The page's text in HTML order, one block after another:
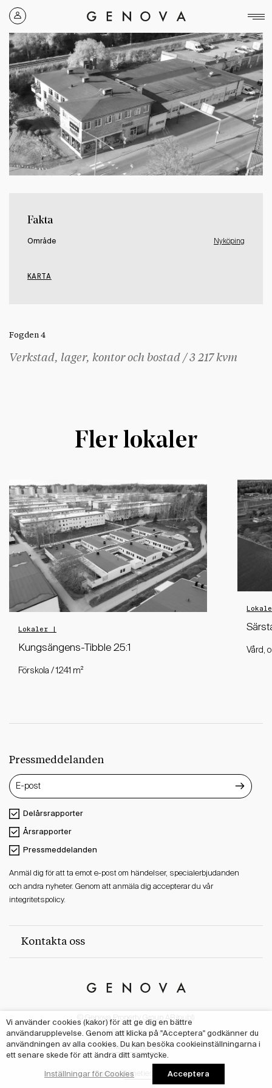
Genova
Property
Group
Fakta
Område Nyköping
KARTA
Fogden 4
Verkstad, lager, kontor och bostad / 3 217 kvm
Fler lokaler
Lokaler |
Kungsängens-Tibble 25:1
Förskola / 1241 m²
Vård,
Pressmeddelanden
Delårsrapporter
Årsrapporter
Pressmeddelanden
Anmäl dig för att ta emot e-post om händelser, specialerbjudanden
och andra nyheter. Genom att anmäla dig accepterar du vår
integritetspolicy.
Kontakta oss
Genova
Group
© Genova Property Group AB (publ)
All Rights Reserved
Integritetspolicy
Agency:Nineties Studio
Vi använder cookies (kakor) för att ge dig en bättre
användarupplevelse. Genom att klicka på "Acceptera" godkänner du
användningen av alla cookies. Du kan besöka cookieinställningarna i
ett senare skede för att ändra ditt samtycke.
Inställningar för Cookies Acceptera